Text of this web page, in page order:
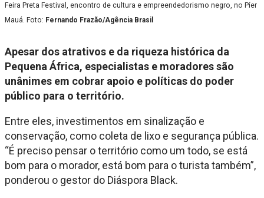
Feira Preta Festival, encontro de cultura e empreendedorismo negro, no Píer
Mauá. Foto: Fernando Frazão/Agência Brasil
Apesar dos atrativos e da riqueza histórica da
Pequena África, especialistas e moradores são
unânimes em cobrar apoio e políticas do poder
público para o território.
Entre eles, investimentos em sinalização e
conservação, como coleta de lixo e segurança pública.
“É preciso pensar o território como um todo, se está
bom para o morador, está bom para o turista também”,
ponderou o gestor do Diáspora Black.